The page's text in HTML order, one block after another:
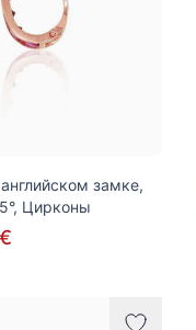
замке,
Цирконы